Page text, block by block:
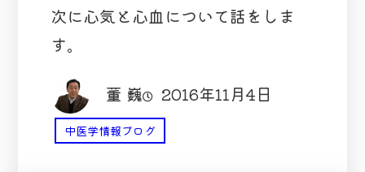
次に心気と心血について話をしま
す。
董 巍 2016年11月4日
中医学情報ブログ